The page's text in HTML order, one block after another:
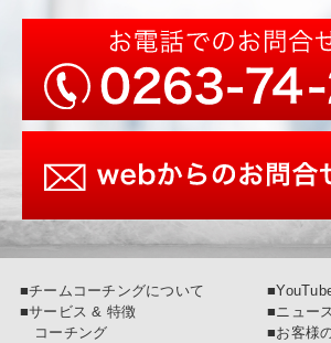
■チームコーチングについて
■サービス & 特徴
コーチング
■ニュー
■お客様